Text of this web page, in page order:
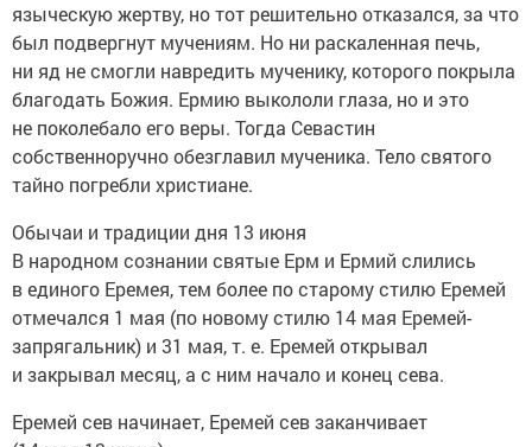
языческую жертву, но тот решительно отказался, за что
был подвергнут мучениям. Но ни раскаленная печь,
ни яд не смогли навредить мученику, которого покрыла
благодать Божия. Ермию выкололи глаза, но и это
не поколебало его веры. Тогда Севастин
собственноручно обезглавил мученика. Тело святого
тайно погребли христиане.
Обычаи и традиции дня 13 июня
В народном сознании святые Ерм и Ермий слились
в единого Еремея, тем более по старому стилю Еремей
отмечался 1 мая (по новому стилю 14 мая Еремей-
запрягальник) и 31 мая, т. е. Еремей открывал
и закрывал месяц, а с ним начало и конец сева.
Еремей сев начинает, Еремей сев заканчивает